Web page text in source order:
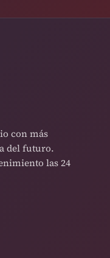
con más
del futuro.
las 24